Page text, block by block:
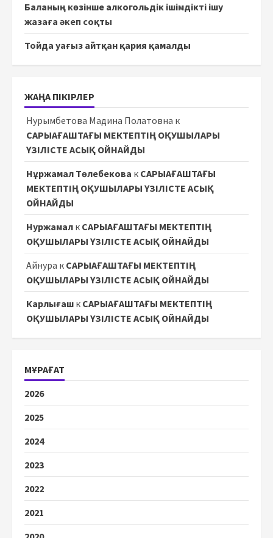
Баланың көзінше алкогольдік ішімдікті ішу
жазаға әкеп соқты
Тойда уағыз айтқан қария қамалды
ЖАҢА ПІКІРЛЕР
Нурымбетова Мадина Полатовна к
САРЫАҒАШТАҒЫ МЕКТЕПТІҢ ОҚУШЫЛАРЫ
ҮЗІЛІСТЕ АСЫҚ ОЙНАЙДЫ
Нұржамал Төлебекова к САРЫАҒАШТАҒЫ
МЕКТЕПТІҢ ОҚУШЫЛАРЫ ҮЗІЛІСТЕ АСЫҚ
ОЙНАЙДЫ
Нуржамал к САРЫАҒАШТАҒЫ МЕКТЕПТІҢ
ОҚУШЫЛАРЫ ҮЗІЛІСТЕ АСЫҚ ОЙНАЙДЫ
Айнура к САРЫАҒАШТАҒЫ МЕКТЕПТІҢ
ОҚУШЫЛАРЫ ҮЗІЛІСТЕ АСЫҚ ОЙНАЙДЫ
Карлығаш к САРЫАҒАШТАҒЫ МЕКТЕПТІҢ
ОҚУШЫЛАРЫ ҮЗІЛІСТЕ АСЫҚ ОЙНАЙДЫ
МҰРАҒАТ
2026
2025
2024
2023
2022
2021